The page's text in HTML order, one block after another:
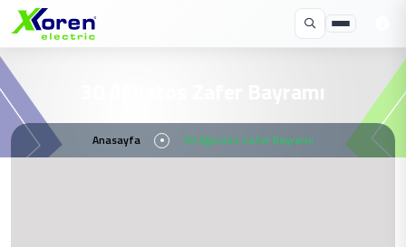
Anasayfa 30 Ağustos Zafer Bayramı